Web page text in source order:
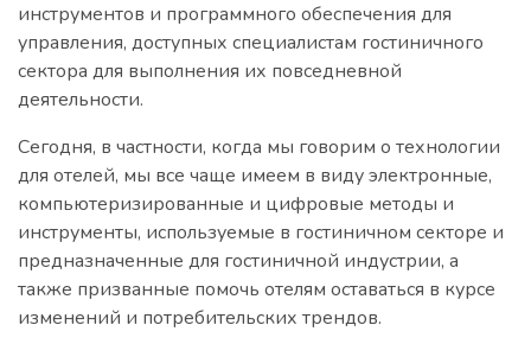
инструментов и программного обеспечения для
управления, доступных специалистам гостиничного
сектора для выполнения их повседневной
деятельности.
Сегодня, в частности, когда мы говорим о технологии
для отелей, мы все чаще имеем в виду электронные,
компьютеризированные и цифровые методы и
инструменты, используемые в гостиничном секторе и
предназначенные для гостиничной индустрии, а
также призванные помочь отелям оставаться в курсе
изменений и потребительских трендов.